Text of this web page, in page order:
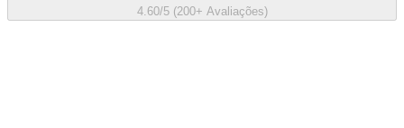
4.60/5 (200+ Avaliações)